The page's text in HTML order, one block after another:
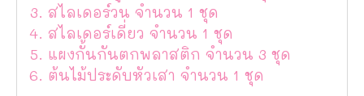
สไลเดอร์วน จำนวน 1 ชุด
สไลเดอร์เดี่ยว จำนวน 1 ชุด
แผงกั้นกันตกพลาสติก จำนวน 3 ชุด
ต้นไม้ประดับหัวเสา จำนวน 1 ชุด